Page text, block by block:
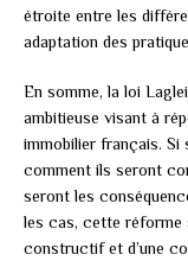
étroite entre les
adaptation des
En somme, la loi
ambitieuse visant à
immobilier français.
comment ils seront
seront les
les cas, cette réforme
constructif et d’une